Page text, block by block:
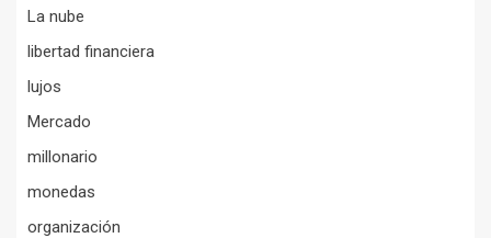
La nube
libertad financiera
lujos
Mercado
millonario
monedas
organización